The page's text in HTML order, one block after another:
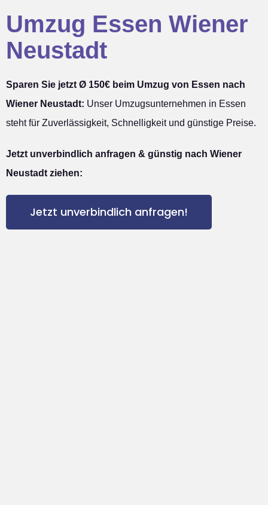
Umzug Essen Wiener
Neustadt
Sparen Sie jetzt Ø 150€ beim Umzug von Essen nach
Wiener Neustadt: Unser Umzugsunternehmen in Essen
steht für Zuverlässigkeit, Schnelligkeit und günstige Preise.
Jetzt unverbindlich anfragen & günstig nach Wiener
Neustadt ziehen:
Jetzt unverbindlich anfragen!